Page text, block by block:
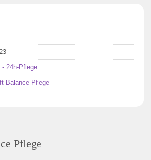
Pflege
- 24h-Pflege
Balance Pflege